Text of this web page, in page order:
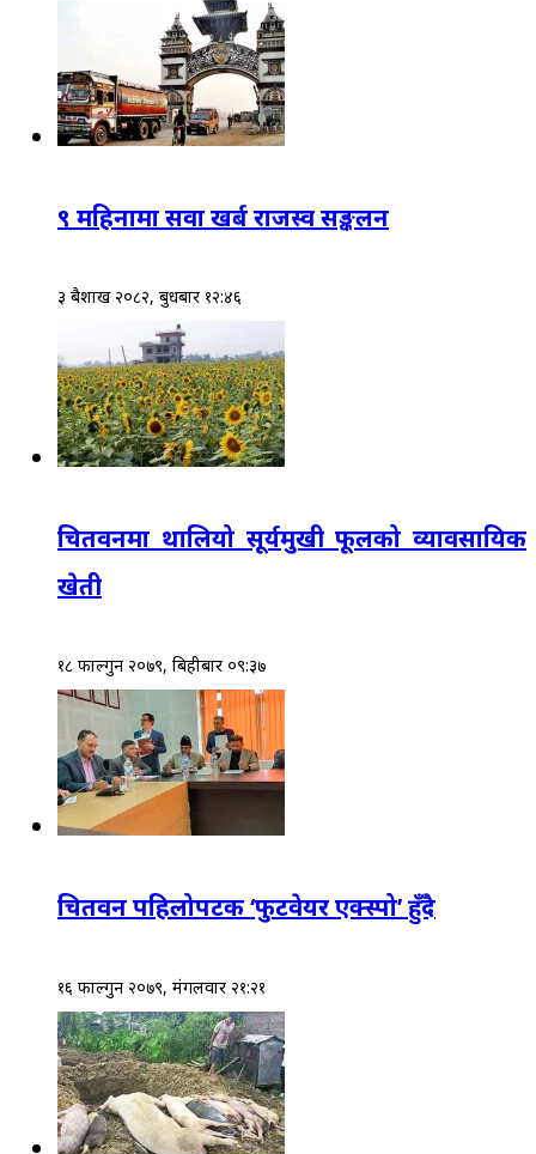
९ महिनामा सवा खर्ब राजस्व सङ्कलन
३ बैशाख २०८२, बुधबार १२:४६
चितवनमा थालियो सूर्यमुखी फूलको व्यावसायिक
खेती
१८ फाल्गुन २०७९, बिहीबार ०९:३७
चितवन पहिलोपटक ‘फुटवेयर एक्स्पो’ हुँदै
१६ फाल्गुन २०७९, मंगलवार २१:२१